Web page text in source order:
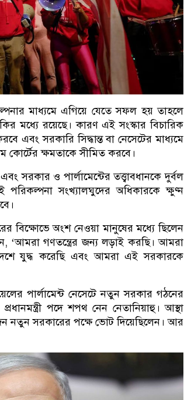
মাধ্যমে এগিয়ে যেতে সফল হয় তাহলে
মধ্যে রয়েছে। কারণ এই সংস্কার বিচারিক
এবং সরকারি সিদ্ধান্ত বা নেসেটের মাধ্যমে
কোর্টের ক্ষমতাকে সীমিত করবে।
সরকার ও পার্লামেন্টের তত্ত্বাবধানকে দুর্বল
পরিকল্পনা সংখ্যালঘুদের অধিকারকে ক্ষুণ্ন
বিক্ষোভে অংশ নেওয়া মানুষের মধ্যে ছিলেন
গণতন্ত্রের জন্য লড়াই করছি। আমরা
যুদ্ধ করেছি এবং আমরা এই সরকারকে
পার্লামেন্ট নেসেটে নতুন সরকার গঠনের
পদে শপথ নেন নেতানিয়াহু। আস্থা
নতুন সরকারের পক্ষে ভোট দিয়েছিলেন। আর